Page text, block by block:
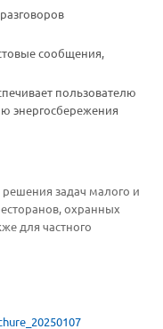
сообщения,
пользователю
энергосбережения
задач малого и
охранных
для частного